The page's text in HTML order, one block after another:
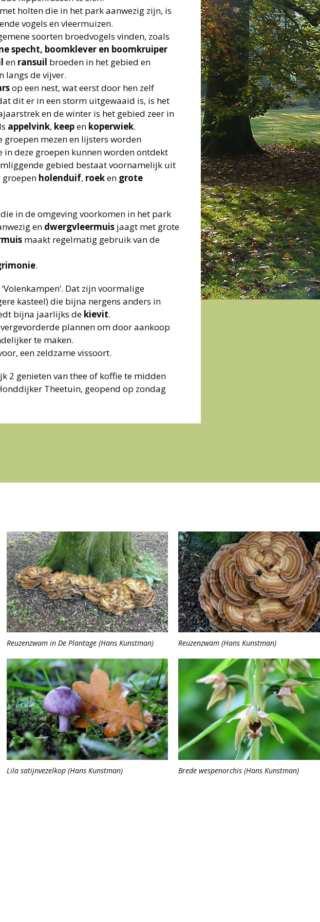
holten die in het park aanwezig zijn, is
vogels en vleermuizen.
soorten broedvogels vinden, zoals
specht, boomklever en boomkruiper
en ransuil broeden in het gebied en
langs de vijver.
op een nest, wat eerst door hen zelf
dit er in een storm uitgewaaid is, is het
en de winter is het gebied zeer in
appelvink, keepen koperwiek.
mezen en lijsters worden
deze groepen kunnen worden ontdekt
gebied bestaat voornamelijk uit
groepen holenduif, roeken grote
in de omgeving voorkomen in het park
en dwergvleermuis jaagt met grote
maakt regelmatig gebruik van de
.
Dat zijn voormalige
kasteel) die bijna nergens anders in
bijna jaarlijks de kievit.
plannen om door aankoop
te maken.
een zeldzame vissoort.
2 genieten van thee of koffie te midden
Theetuin, geopend op zondag
Reuzenzwam in De Plantage (Hans Kunstman) Reuzenzwam (Hans Kunstman)
Lila satijnvezelkop (Hans Kunstman) Brede wespenorchis (Hans Kunstman)